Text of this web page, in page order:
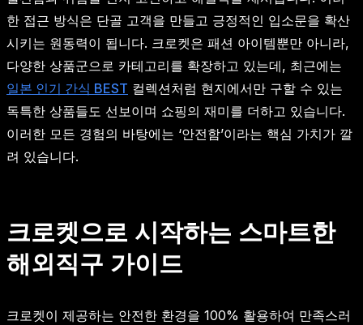
한 접근 방식은 단골 고객을 만들고 긍정적인 입소문을 확산
시키는 원동력이 됩니다. 크로켓은 패션 아이템뿐만 아니라,
다양한 상품군으로 카테고리를 확장하고 있는데, 최근에는
일본 인기 간식 BEST 컬렉션처럼 현지에서만 구할 수 있는
독특한 상품들도 선보이며 쇼핑의 재미를 더하고 있습니다.
이러한 모든 경험의 바탕에는 ‘안전함’이라는 핵심 가치가 깔
려 있습니다.
크로켓으로 시작하는 스마트한
해외직구 가이드
크로켓이 제공하는 안전한 환경을 100% 활용하여 만족스러